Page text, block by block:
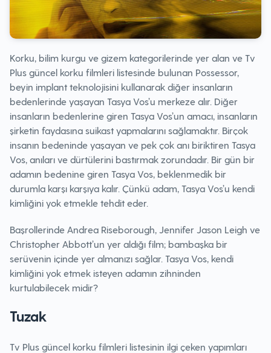
Korku, bilim kurgu ve gizem kategorilerinde yer alan ve Tv
Plus güncel korku filmleri listesinde bulunan Possessor,
beyin implant teknolojisini kullanarak diğer insanların
bedenlerinde yaşayan Tasya Vos’u merkeze alır. Diğer
insanların bedenlerine giren Tasya Vos’un amacı, insanların
şirketin faydasına suikast yapmalarını sağlamaktır. Birçok
insanın bedeninde yaşayan ve pek çok anı biriktiren Tasya
Vos, anıları ve dürtülerini bastırmak zorundadır. Bir gün bir
adamın bedenine giren Tasya Vos, beklenmedik bir
durumla karşı karşıya kalır. Çünkü adam, Tasya Vos’u kendi
kimliğini yok etmekle tehdit eder.
Başrollerinde Andrea Riseborough, Jennifer Jason Leigh ve
Christopher Abbott’un yer aldığı film; bambaşka bir
serüvenin içinde yer almanızı sağlar. Tasya Vos, kendi
kimliğini yok etmek isteyen adamın zihninden
kurtulabilecek midir?
Tuzak
Tv Plus güncel korku filmleri listesinin ilgi çeken yapımları